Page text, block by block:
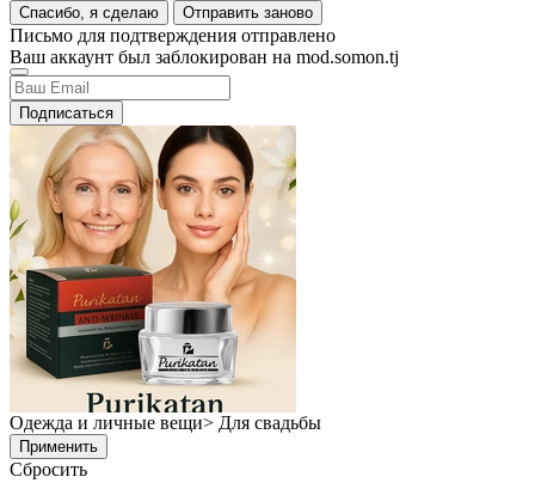
Спасибо, я сделаю Отправить заново
Письмо для подтверждения отправлено
Ваш аккаунт был заблокирован на mod.somon.tj
Подписаться
Одежда и личные вещи> Для свадьбы
Применить
Сбросить